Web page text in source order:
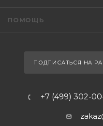
ПОМОЩЬ
ПОДПИСАТЬСЯ НА
+7 (499) 302-